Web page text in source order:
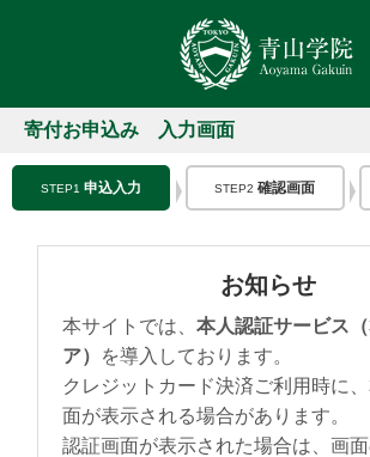
寄付お申込み 入力画面
STEP1 申込入力 STEP2 確認画面
お知らせ
本サイトでは、本人認証サービス
ア） を導入しております。
クレジットカード決済ご利用時に
面が表示される場合があります。
認証画面が表示された場合は、画